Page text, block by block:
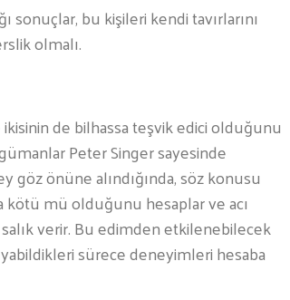
sonuçlar, bu kişileri kendi tavırlarını
olmalı.
de bilhassa teşvik edici olduğunu
Peter Singer sayesinde
göz önüne alındığında, söz konusu
kötü mü olduğunu hesaplar ve acı
verir. Bu edimden etkilenebilecek
sürece deneyimleri hesaba